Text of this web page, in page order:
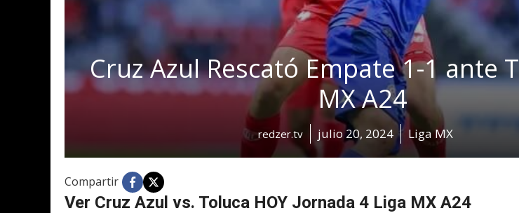
Cruz Azul Rescató Empate 1-1 ante
MX A24
redzer.tv julio 20, 2024 Liga MX
Compartir
Ver Cruz Azul vs. Toluca HOY Jornada 4 Liga MX A24